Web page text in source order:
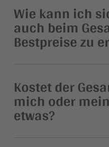
Wie kann ich
auch beim
Bestpreise zu
Kostet der
mich oder
etwas?